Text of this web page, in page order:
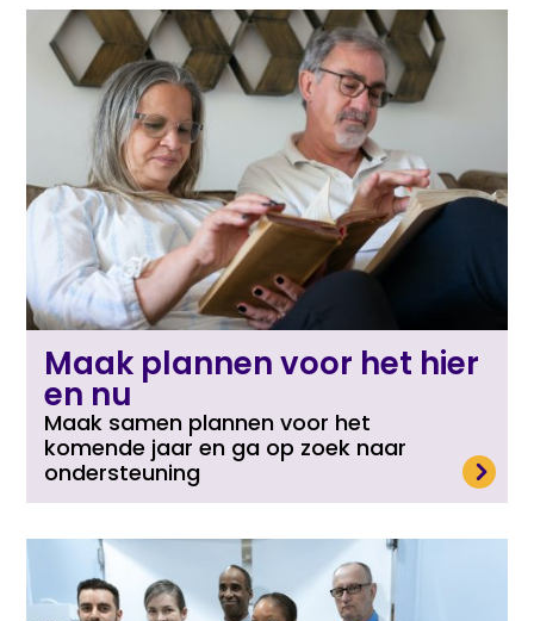
Maak plannen voor het hier
en nu
Maak samen plannen voor het
komende jaar en ga op zoek naar
ondersteuning